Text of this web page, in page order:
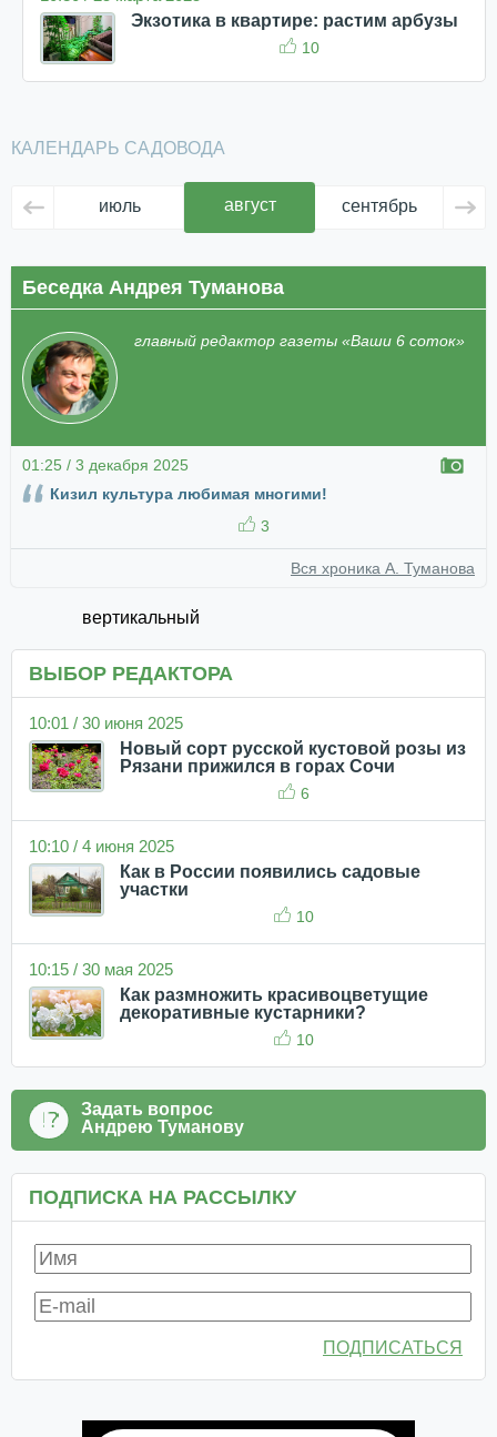
Экзотика в квартире: растим арбузы
10
КАЛЕНДАРЬ САДОВОДА
июль август сентябрь
Беседка Андрея Туманова
главный редактор газеты «Ваши 6 соток»
01:25 / 3 декабря 2025
Кизил культура любимая многими!
3
Вся хроника А. Туманова
вертикальный
ВЫБОР РЕДАКТОРА
10:01 / 30 июня 2025
Новый сорт русской кустовой розы из
Рязани прижился в горах Сочи
6
10:10 / 4 июня 2025
Как в России появились садовые
участки
10
10:15 / 30 мая 2025
Как размножить красивоцветущие
декоративные кустарники?
10
Задать вопрос
Андрею Туманову
ПОДПИСКА НА РАССЫЛКУ
ПОДПИСАТЬСЯ